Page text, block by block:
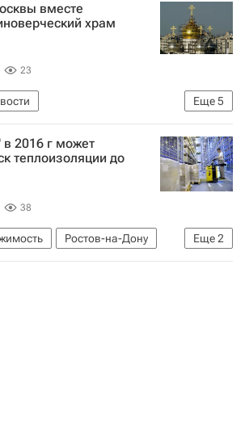
вместе
храм
23
Еще5
Москва
Храмы
церковь
2016 г может
теплоизоляции до
38
Еще2
Ростов-на-Дону
Россия